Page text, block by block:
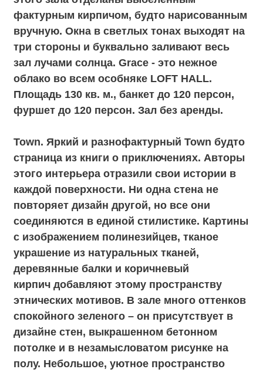
Sky. Самая высокая точка особняка LOFT#3,
на которую Вас приведет винтовая
лестница. Наполненный светом лофт
расширяет границы удовольствия,
погружая своих гостей в атмосферу
таинства на берегу неба. По всему
периметру зала расположились широкие
окна в темных стильных рамах, открывая
Кожаные диваны в натуральных оттенках,
стильные кресла, подвесная люстра-паук,
фактурные стены из кирпича и деревянный
потолок делают это пространство еще
более уютным. Полы в лофте покрыты
уникальным глянцевым рисунком, который
себе солнечные блики и эксклюзивные
детали интерьера. Этот тайный зал
идеально подойдет для создания VIP -
зоны, фотосессии или lounge –
пространства. Площадь 40 кв.м. Зал без
Loft Angeles. Отправная точка на пути в
особняк LOFT#3. Поднимаясь по красивой
лестнице, гости попадают в пространство с
арочными оконными сводами, контрастным